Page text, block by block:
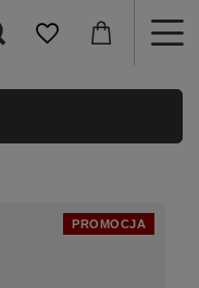
PROMOCJA